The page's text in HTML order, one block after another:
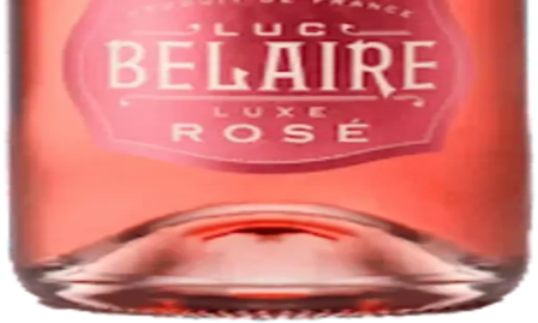
© 2026 El Gato Tuerto · Licorera·Bebé responsablemente.